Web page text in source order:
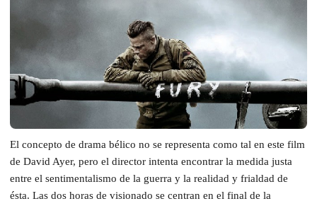
El concepto de drama bélico no se representa como tal en este film
de David Ayer, pero el director intenta encontrar la medida justa
entre el sentimentalismo de la guerra y la realidad y frialdad de
ésta. Las dos horas de visionado se centran en el final de la